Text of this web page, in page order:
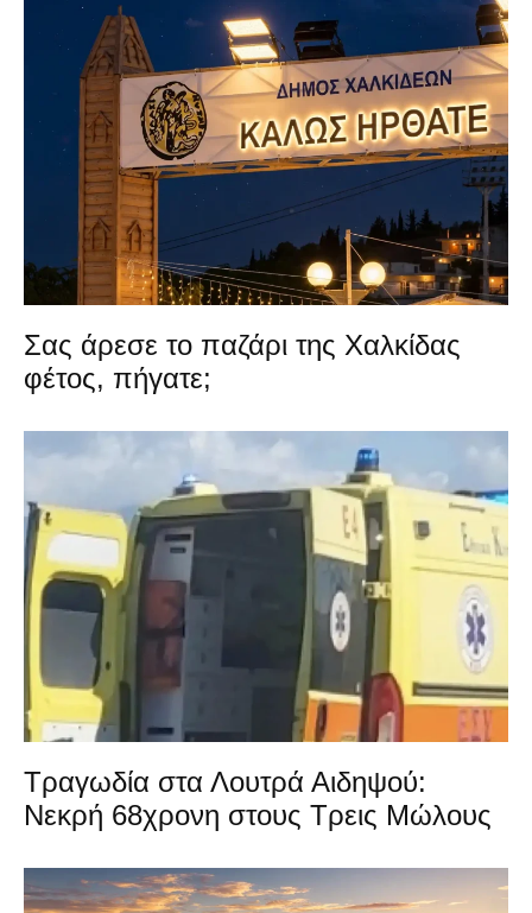
Σας άρεσε το παζάρι της Χαλκίδας
φέτος, πήγατε;
Τραγωδία στα Λουτρά Αιδηψού:
Νεκρή 68χρονη στους Τρεις Μώλους